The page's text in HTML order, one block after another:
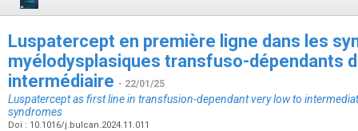
Luspatercept en première ligne dans les
myélodysplasiques transfuso-dépendants
intermédiaire - 22/01/25
Luspatercept as first line in transfusion-dependant very low to
syndromes
Doi : 10.1016/j.bulcan.2024.11.011